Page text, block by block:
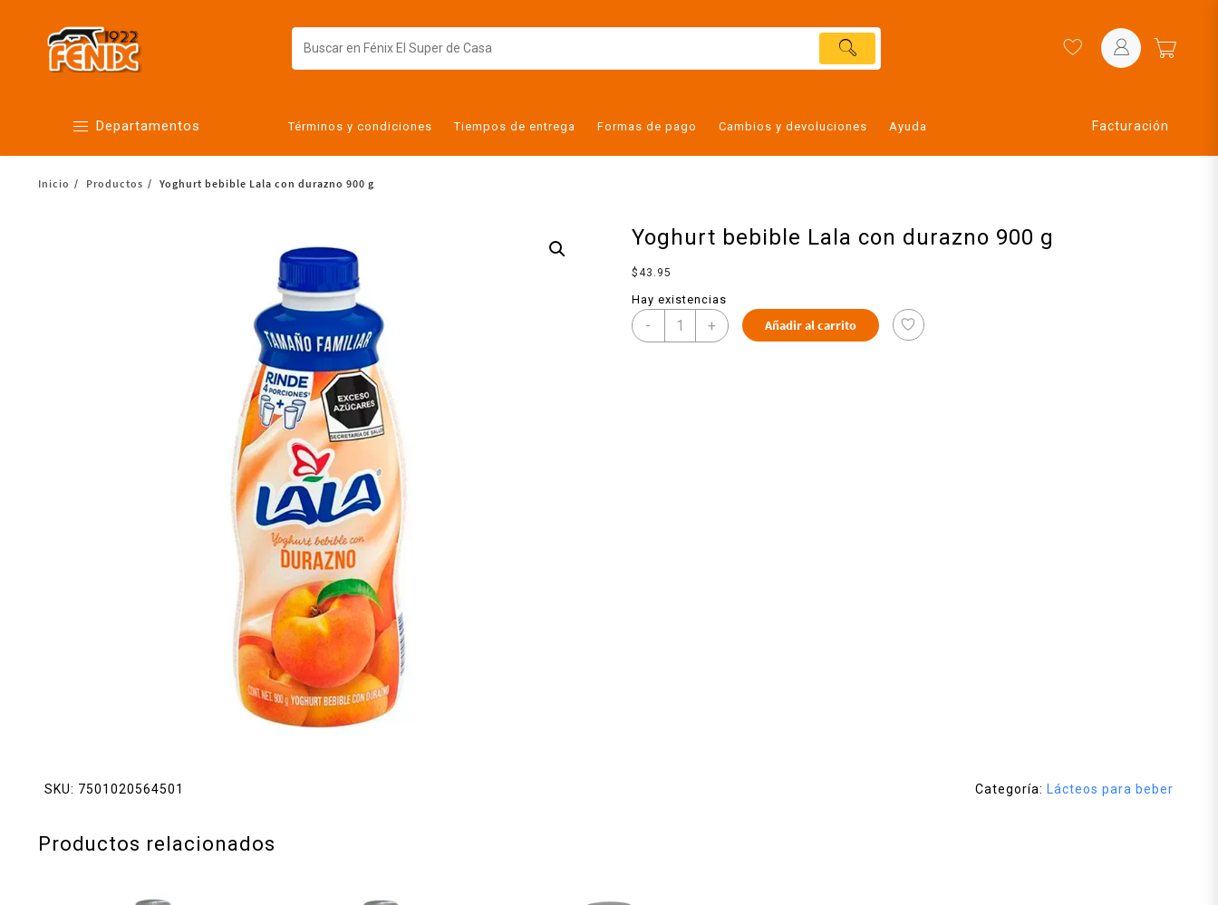
Departamentos
Alimentos
Términos y condiciones Tiempos de entrega Formas de pago Cambios y devoluciones Ayuda Facturación
Inicio Productos Yoghurt bebible Lala con durazno 900 g
Yoghurt bebible Lala con durazno 900 g
$ 43.95
Hay existencias
- + Añadir al carrito
SKU: 7501020564501 Categoría: Lácteos para beber
Productos relacionados